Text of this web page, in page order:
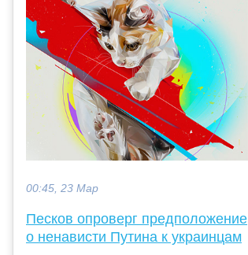
00:45, 23 Мар
Песков опроверг предположение
о ненависти Путина к украинцам